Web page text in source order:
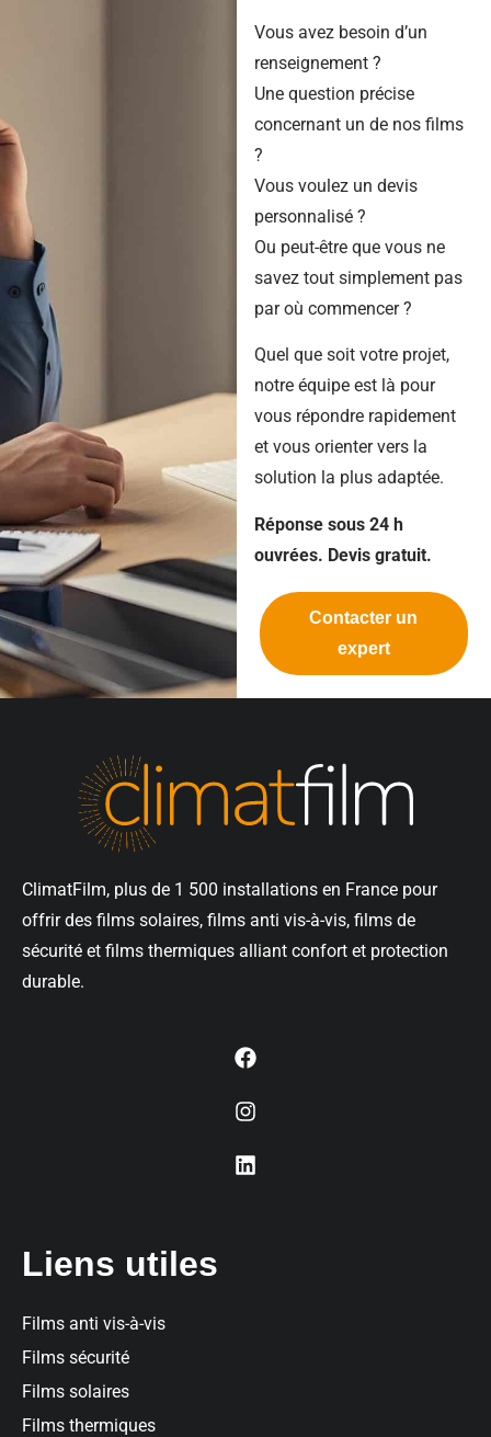
Vous avez besoin d’un
renseignement ?
Une question précise
concernant un de nos films
?
Vous voulez un devis
personnalisé ?
Ou peut-être que vous ne
savez tout simplement pas
par où commencer ?
Quel que soit votre projet,
notre équipe est là pour
vous répondre rapidement
et vous orienter vers la
solution la plus adaptée.
Réponse sous 24 h
ouvrées. Devis gratuit.
Contacter un
expert
ClimatFilm, plus de 1 500 installations en France pour
offrir des films solaires, films anti vis-à-vis, films de
sécurité et films thermiques alliant confort et protection
durable.
Liens utiles
Films anti vis-à-vis
Films sécurité
Films solaires
Films thermiques